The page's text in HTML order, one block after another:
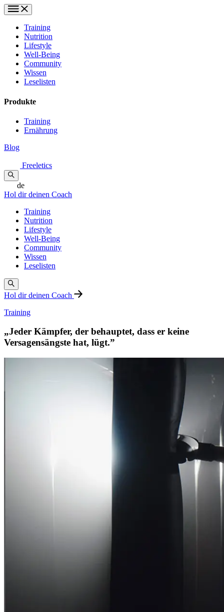
Training
Nutrition
Lifestyle
Well-Being
Community
Wissen
Leselisten
Produkte
Training
Ernährung
Blog
Freeletics
de
Hol dir deinen Coach
Training
Nutrition
Lifestyle
Well-Being
Community
Wissen
Leselisten
Hol dir deinen Coach
Training
„Jeder Kämpfer, der behauptet, dass er keine
Versagensängste hat, lügt.”